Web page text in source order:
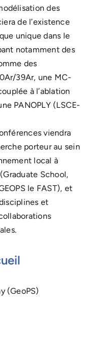
des
de l’existence
unique dans le
notamment des
des
39Ar, une MC-
à l’ablation
PANOPLY (LSCE-
viendra
porteur au sein
local à
School,
le FAST), et
et
(GeoPS)